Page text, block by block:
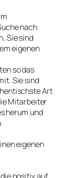
nach
Sie sind
eigenen
so das
Sie sind
Art
Mitarbeiter
herum und
eigenen